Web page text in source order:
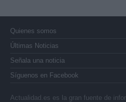
Quienes somos
Últimas Noticias
Señala una noticia
Síguenos en Facebook
Actualidad.es es la gran fuente de